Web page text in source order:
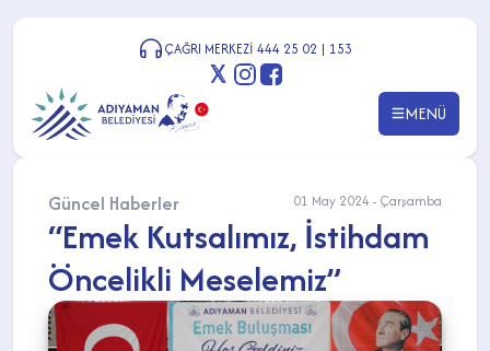
ÇAĞRI MERKEZİ 444 25 02 | 153
MENÜ
Güncel Haberler 01 May 2024 - Çarşamba
“Emek Kutsalımız, İstihdam
Öncelikli Meselemiz”